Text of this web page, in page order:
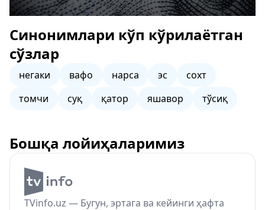
Синонимлари кўп кўрилаётган
сўзлар
негаки вафо нарса эс
сохт
томчи
суқ қатор яшавор тўсиқ
Бошқа лойиҳаларимиз
TVinfo.uz — Бугун, эртага ва кейинги ҳафта